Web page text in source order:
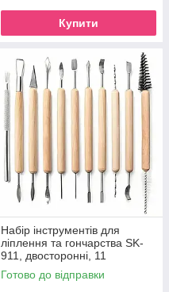
Купити
Набір інструментів для
ліплення та гончарства SK-
911, двосторонні, 11
предметів
Готово до відправки